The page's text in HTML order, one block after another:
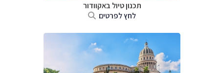
תכנון טיול באקוודור
לחץ לפרטים